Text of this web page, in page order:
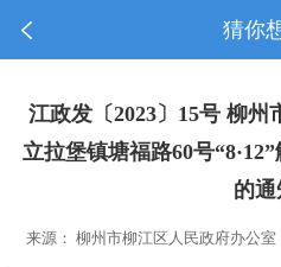
猜你
江政发〔2023〕15号 柳
立拉堡镇塘福路60号
的通
来源： 柳州市柳江区人民政府办公